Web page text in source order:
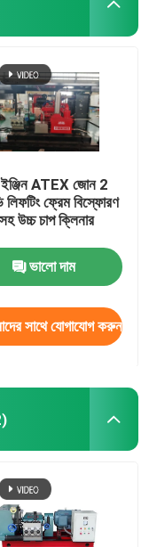
ATEX জোন 2
লিফটিং ফ্রেম বিস্ফোরণ
উচ্চ চাপ ক্লিনার
ভালো দাম
সাথে যোগাযোগ করুন